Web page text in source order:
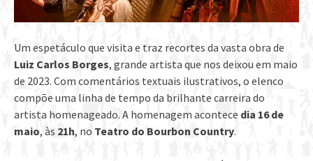
Um espetáculo que visita e traz recortes da vasta obra de
Luiz Carlos Borges, grande artista que nos deixou em maio
de 2023. Com comentários textuais ilustrativos, o elenco
compõe uma linha de tempo da brilhante carreira do
artista homenageado. A homenagem acontece dia 16 de
maio, às 21h, no Teatro do Bourbon Country.